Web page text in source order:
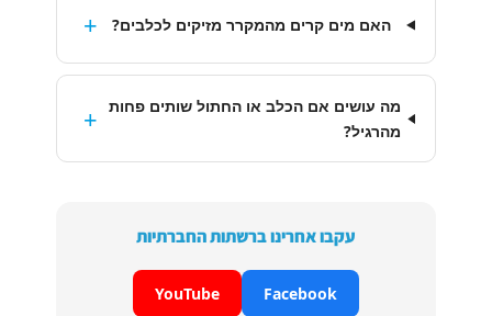
האם מים קרים מהמקרר מזיקים לכלבים? +
מה עושים אם הכלב או החתול שותים פחות
מהרגיל?
+
עקבו אחרינו ברשתות החברתיות
Facebook
YouTube